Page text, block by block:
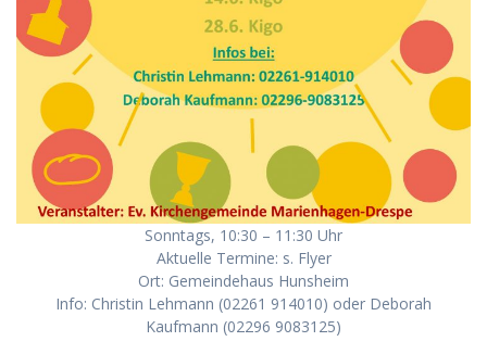
Sonntags, 10:30 – 11:30 Uhr
Aktuelle Termine: s. Flyer
Ort: Gemeindehaus Hunsheim
Info: Christin Lehmann (02261 914010) oder Deborah
Kaufmann (02296 9083125)